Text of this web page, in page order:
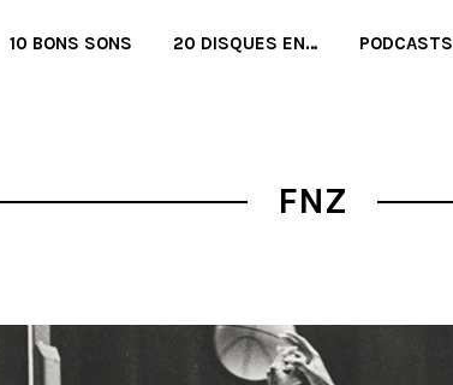
10 BONS SONS 20 DISQUES EN… PODCASTS
FNZ